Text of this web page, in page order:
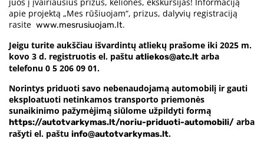
juos į įvairiausius prizus, keliones, ekskursijas! Informaciją
apie projektą „Mes rūšiuojam“, prizus, dalyvių registraciją
rasite www.mesrusiuojam.lt.
Jeigu turite aukščiau išvardintų atliekų prašome iki 2025 m.
kovo 3 d. registruotis el. paštu atliekos@atc.lt arba
telefonu 0 5 206 09 01.
Norintys priduoti savo nebenaudojamą automobilį ir gauti
eksploatuoti netinkamos transporto priemonės
sunaikinimo pažymėjimą siūlome užpildyti formą
https://autotvarkymas.lt/noriu-priduoti-automobili/ arba
rašyti el. paštu info@autotvarkymas.lt.